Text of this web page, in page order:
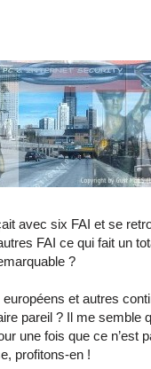
avec six FAI et se
FAI ce qui fait un
?
et autres
pareil ? Il me semble
une fois que ce n’est
profitons-en !